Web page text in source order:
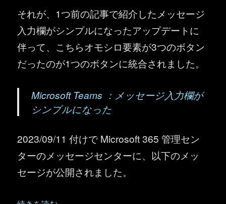
それが、1つ前の記事で紹介したメッセージ
入力欄がシンプルになったアップデートに
伴って、こちらオモシロ要素が3つのボタン
だったのが1つのボタンに統合されました。
Microsoft Teams ：メッセージ入力欄が
シンプルになった
2023/09/11 付けで Microsoft 365 管理セン
ターのメッセージセンターに、以下のメッ
セージが公開されました。